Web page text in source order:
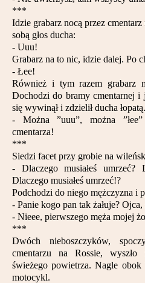
***
Idzie grabarz nocą przez
sobą głos ducha:
- Uuu!
Grabarz na to nic, idzie dalej. Po
- Łee!
Również i tym razem grabarz
Dochodzi do bramy cmentarnej i
się wywinął i zdzielił ducha
- Można ”uuu”, można
cmentarza!
***
Siedzi facet przy grobie na
- Dlaczego musiałeś umrzeć?
Dlaczego musiałeś umrzeć!?
Podchodzi do niego mężczyzna i
- Panie kogo pan tak żałuje? Ojca,
- Nieee, pierwszego męża mojej
***
Dwóch nieboszczyków,
cmentarzu na Rossie,
świeżego powietrza. Nagle obok
motocykl.